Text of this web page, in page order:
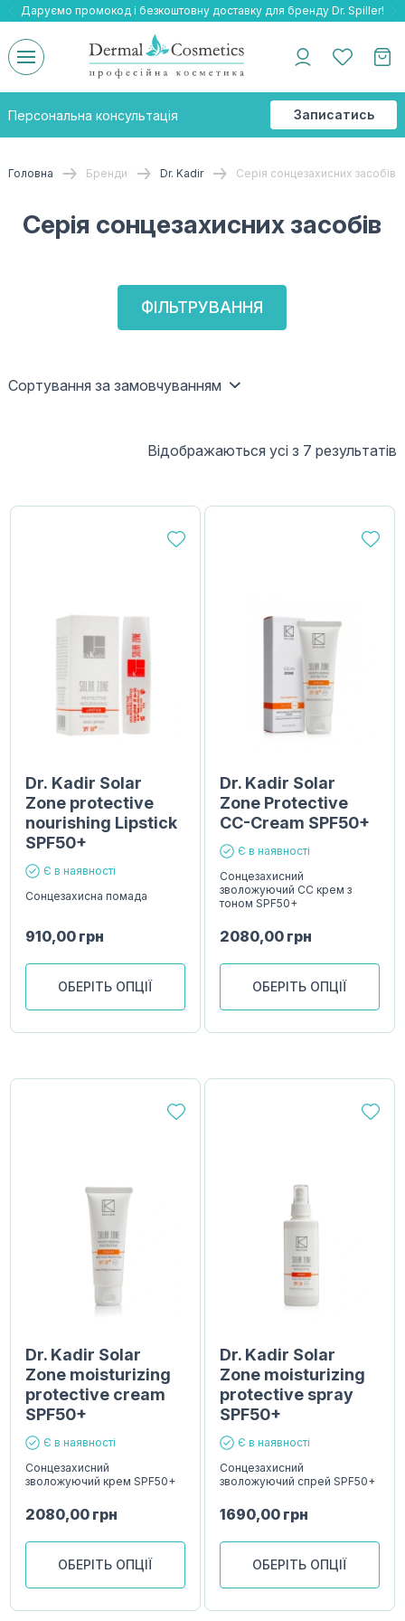
Даруємо безкоштовну доставку та подарнки до бренду Braderm!
-25% на весь бренд HOLY LAND!
Даруємо промокод і безкоштовну доставку для бренду Dr. Spiller!
Персональна консультація
Записатись
на
Головна Бренди Dr. Kadir Серія сонцезахисних засобів
Серія сонцезахисних засобів
ФІЛЬТРУВАННЯ
Сортування за замовчуванням
Відображаються усі з 7 результатів
Dr. Kadir Solar
Zone protective
nourishing Lipstick
SPF50+
Є в наявності
Сонцезахисна помада
910,00 грн
ОБЕРІТЬ ОПЦІЇ
Dr. Kadir Solar
Zone Protective
CC-Cream SPF50+
Є в наявності
Сонцезахисний
зволожуючий СС крем з
тоном SPF50+
2080,00 грн
ОБЕРІТЬ ОПЦІЇ
Dr. Kadir Solar
Zone moisturizing
protective cream
SPF50+
Є в наявності
Сонцезахисний
зволожуючий крем SPF50+
2080,00 грн
ОБЕРІТЬ ОПЦІЇ
Dr. Kadir Solar
Zone moisturizing
protective spray
SPF50+
Є в наявності
Сонцезахисний
зволожуючий спрей SPF50+
1690,00 грн
ОБЕРІТЬ ОПЦІЇ